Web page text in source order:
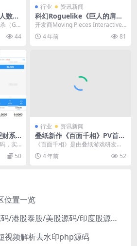
数再
（Go
戏频
44
行业 资讯新闻
科幻Roguelike《巨人的肩
膀》将于1月26日发行
开发商Moving Pieces Interactive
宣布，科幻题材Rogue...
4 年前 81
财系
，实
错，
50
行业 资讯新闻
叠纸新作《百面千相》PV首曝
千相阅尽，方知众生百面
《百面千相》是由叠纸游戏研发的
中国风开放世界动作游戏，今天该
作正式公开首部宣传P...
4 年前 52
位置一览
海外股票交易源码/港股泰股/美股源码/印度股源码/马拉西亚股票源码/国际股票配资
视频解析去水印php源码